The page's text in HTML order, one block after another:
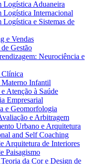
Logística Aduaneira
Internacional
e Sistemas de
e Vendas
Gestão
Neurociência e
Clínica
Infantil
Atenção à Saúde
Empresarial
e Geomorfologia
e Arbitragem
Urbano e Arquitetura
and Self Coaching
Arquitetura de Interiores
Paisagismo
da Cor e Design de